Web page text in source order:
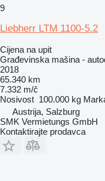
9
Liebherr LTM 1100-5.2
Cijena na upit
Građevinska mašina -
2018
65.340 km
7.332 m/č
Nosivost 100.000 kg
Austrija, Salzburg
SMK Vermietungs GmbH
Kontaktirajte prodavca